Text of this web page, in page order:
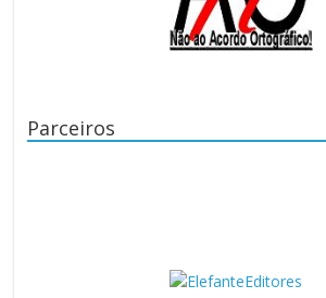
Parceiros